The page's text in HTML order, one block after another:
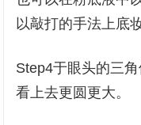
以敲打的手法上底妆
Step4于眼头的三
看上去更圆更大。